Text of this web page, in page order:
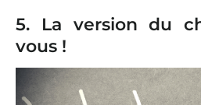
5. La version du
vous !